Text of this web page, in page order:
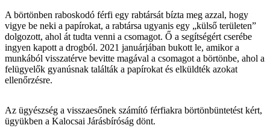
A börtönben raboskodó férfi egy rabtársát bízta meg azzal, hogy
vigye be neki a papírokat, a rabtársa ugyanis egy „külső területen”
dolgozott, ahol át tudta venni a csomagot. Ő a segítségért cserébe
ingyen kapott a drogból. 2021 januárjában bukott le, amikor a
munkából visszatérve bevitte magával a csomagot a börtönbe, ahol a
felügyelők gyanúsnak találták a papírokat és elküldték azokat
ellenőrzésre.
Az ügyészség a visszaesőnek számító férfiakra börtönbüntetést kért,
ügyükben a Kalocsai Járásbíróság dönt.